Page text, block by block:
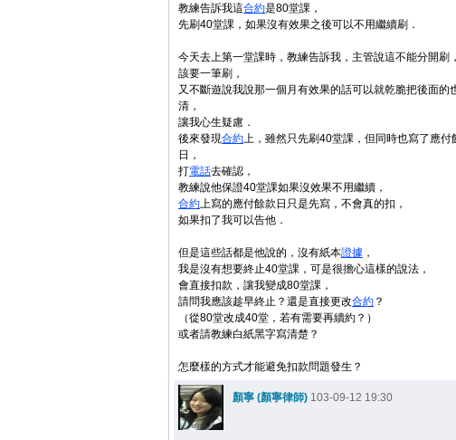
教練告訴我這合約是80堂課，
先刷40堂課，如果沒有效果之後可以不用繼續刷．
今天去上第一堂課時，教練告訴我，主管說這不能分開刷
該要一筆刷，
又不斷遊說我說那一個月有效果的話可以就乾脆把後面的
清，
讓我心生疑慮．
後來發現合約上，雖然只先刷40堂課，但同時也寫了應付
日，
打電話去確認，
教練說他保證40堂課如果沒效果不用繼續，
合約上寫的應付餘款日只是先寫，不會真的扣，
如果扣了我可以告他．
但是這些話都是他說的，沒有紙本證據 ，
我是沒有想要終止40堂課，可是很擔心這樣的說法，
會直接扣款，讓我變成80堂課，
請問我應該趁早終止？還是直接更改合約 ？
（從80堂改成40堂，若有需要再續約？）
或者請教練白紙黑字寫清楚？
怎麼樣的方式才能避免扣款問題發生？
顏寧 (顏寧律師) 103-09-12 19:30